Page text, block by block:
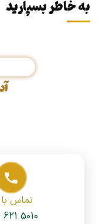
به خاطر بسپارید
تماس
621 5010